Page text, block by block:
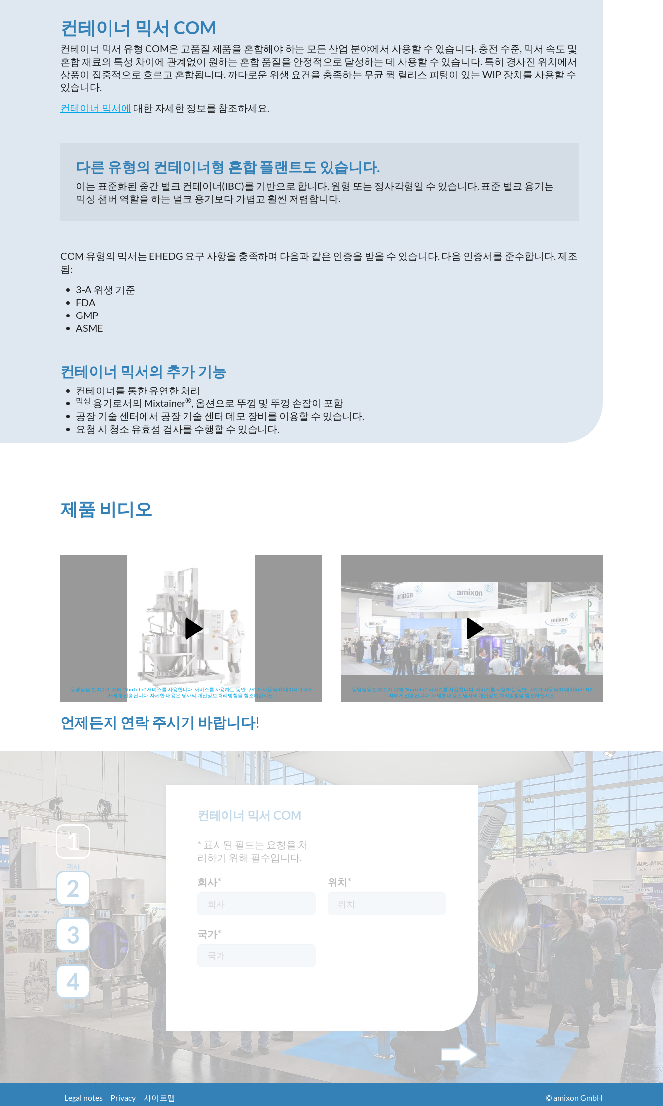
컨테이너 믹서 COM
컨테이너 믹서 유형 COM은 고품질 제품을 혼합해야 하는 모든 산업 분야에서 사용할 수 있습니다. 충전 수준, 믹서 속도 및
혼합 재료의 특성 차이에 관계없이 원하는 혼합 품질을 안정적으로 달성하는 데 사용할 수 있습니다. 특히 경사진 위치에서
상품이 집중적으로 흐르고 혼합됩니다. 까다로운 위생 요건을 충족하는 무균 퀵 릴리스 피팅이 있는 WIP 장치를 사용할 수
있습니다.
컨테이너 믹서에 대한 자세한 정보를 참조하세요.
다른 유형의 컨테이너형 혼합 플랜트도 있습니다.
이는 표준화된 중간 벌크 컨테이너(IBC)를 기반으로 합니다. 원형 또는 정사각형일 수 있습니다. 표준 벌크 용기는
믹싱 챔버 역할을 하는 벌크 용기보다 가볍고 훨씬 저렴합니다.
COM 유형의 믹서는 EHEDG 요구 사항을 충족하며 다음과 같은 인증을 받을 수 있습니다. 다음 인증서를 준수합니다. 제조
됨:
3-A 위생 기준
FDA
GMP
ASME
컨테이너 믹서의 추가 기능
컨테이너를 통한 유연한 처리
믹싱 용기로서의 Mixtainer®, 옵션으로 뚜껑 및 뚜껑 손잡이 포함
공장 기술 센터에서 공장 기술 센터 데모 장비를 이용할 수 있습니다.
요청 시 청소 유효성 검사를 수행할 수 있습니다.
제품 비디오
동영상을 보여주기 위해 "YouTube" 서비스를 사용합니다. 서비스를 사용하는 동안 쿠키가 사용되며 데이터가 제3
자에게 전송됩니다. 자세한 내용은 당사의 개인정보 처리방침을 참조하십시오.
동영상을 보여주기 위해 "YouTube" 서비스를 사용합니다. 서비스를 사용하는 동안 쿠키가 사용되며 데이터가 제3
자에게 전송됩니다. 자세한 내용은 당사의 개인정보 처리방침을 참조하십시오.
언제든지 연락 주시기 바랍니다!
1
귀사
2
연락처
3
메시지
4
보내기
컨테이너 믹서 COM
* 표시된 필드는 요청을 처
리하기 위해 필수입니다.
회사* 위치*
국가*
Legal notes Privacy 사이트맵 © amixon GmbH